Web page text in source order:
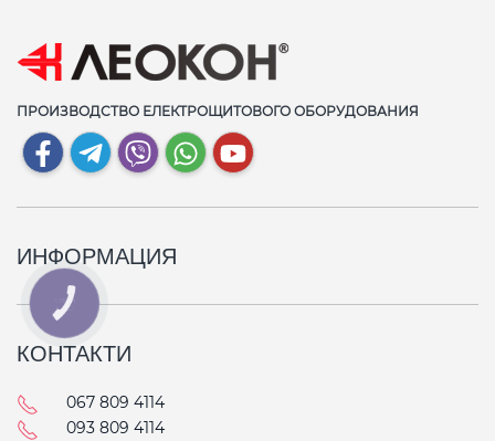
ПРОИЗВОДСТВО ЕЛЕКТРОЩИТОВОГО ОБОРУДОВАНИЯ
ИНФОРМАЦИЯ
КОНТАКТИ
067 809 4114
093 809 4114
КНОПКА
СВЯЗИ